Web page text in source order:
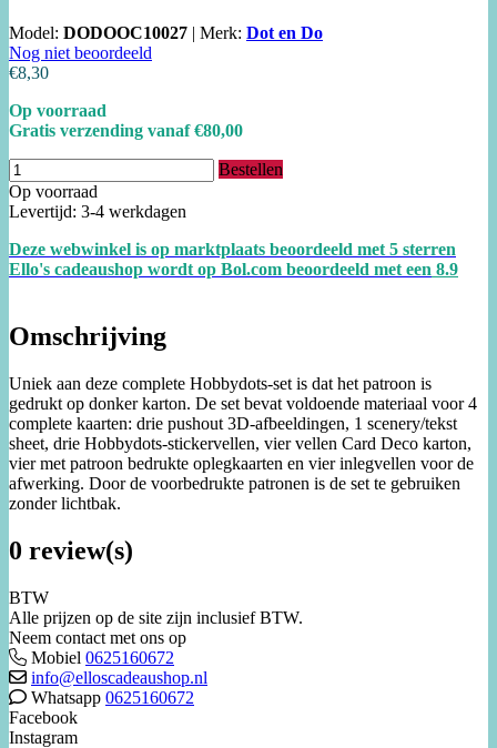
Model: DODOOC10027 | Merk: Dot en Do
Nog niet beoordeeld
€8,30
Op voorraad
Gratis verzending vanaf €80,00
Bestellen
Op voorraad
Levertijd: 3-4 werkdagen
Deze webwinkel is op marktplaats beoordeeld met 5 sterren
Ello's cadeaushop wordt op Bol.com beoordeeld met een 8.9
Omschrijving
Uniek aan deze complete Hobbydots-set is dat het patroon is
gedrukt op donker karton. De set bevat voldoende materiaal voor 4
complete kaarten: drie pushout 3D-afbeeldingen, 1 scenery/tekst
sheet, drie Hobbydots-stickervellen, vier vellen Card Deco karton,
vier met patroon bedrukte oplegkaarten en vier inlegvellen voor de
afwerking. Door de voorbedrukte patronen is de set te gebruiken
zonder lichtbak.
0 review(s)
BTW
Alle prijzen op de site zijn inclusief BTW.
Neem contact met ons op
Mobiel 0625160672
info@elloscadeaushop.nl
Whatsapp 0625160672
Facebook
Instagram